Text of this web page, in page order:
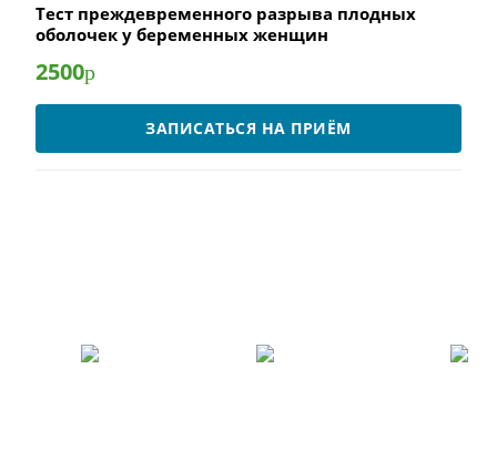
Тест преждевременного разрыва плодных
оболочек у беременных женщин
2500р
ЗАПИСАТЬСЯ НА ПРИЁМ